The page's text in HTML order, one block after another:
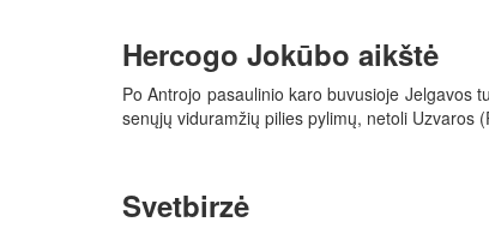
Hercogo Jokūbo aikštė
Po Antrojo pasaulinio karo buvusioje Jelgavos
senųjų viduramžių pilies pylimų, netoli Uzvaros
Svetbirzė